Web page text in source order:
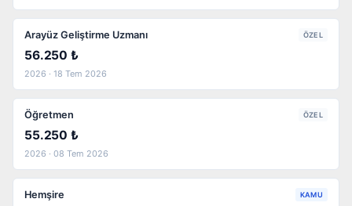
Arayüz Geliştirme Uzmanı ÖZEL
56.250 ₺
2026 · 18 Tem 2026
Öğretmen ÖZEL
55.250 ₺
2026 · 08 Tem 2026
Hemşire KAMU